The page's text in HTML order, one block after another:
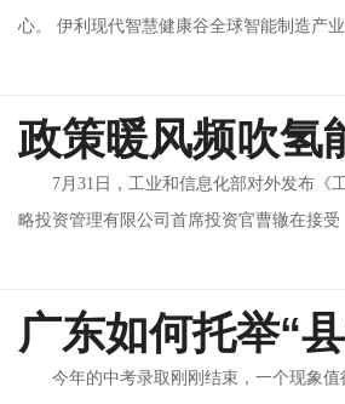
心。 伊利现代智慧健康谷全球智能制造产
政策暖风频吹氢
7月31日，工业和信息化部对外发布《
略投资管理有限公司首席投资官曹辙在接
广东如何托举“
今年的中考录取刚刚结束，一个现象